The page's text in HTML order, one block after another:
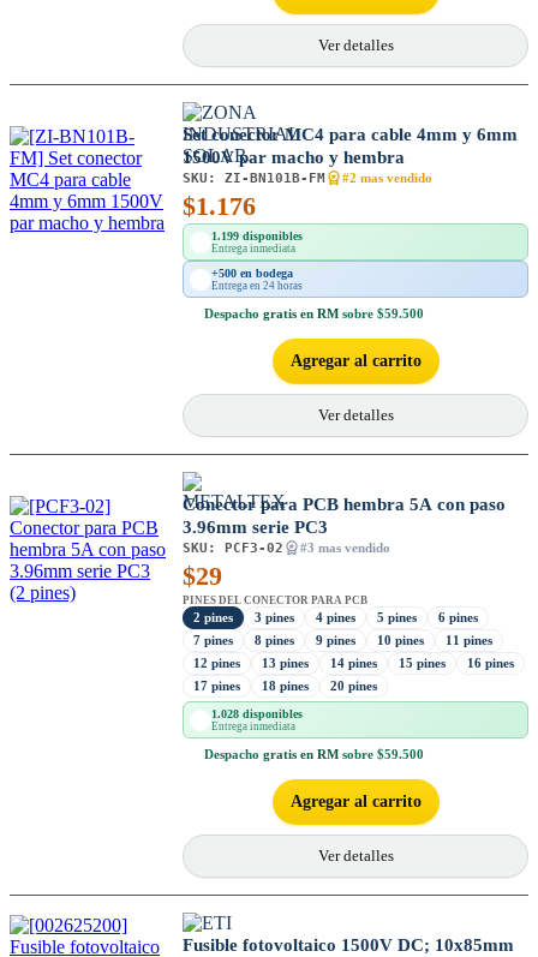
Ver detalles
Set conector MC4 para cable 4mm y 6mm
1500V par macho y hembra
SKU: ZI-BN101B-FM #2 mas vendido
$1.176
1.199 disponibles
Entrega inmediata
+500 en bodega
Entrega en 24 horas
Despacho gratis en RM sobre $59.500
Agregar al carrito
Ver detalles
Conector para PCB hembra 5A con paso
3.96mm serie PC3
SKU: PCF3-02 #3 mas vendido
$29
PINES DEL CONECTOR PARA PCB
2 pines 3 pines 4 pines 5 pines
6 pines
7 pines
8 pines 9 pines 10 pines
11 pines
12 pines
13 pines 14 pines 15 pines
16 pines
17 pines
18 pines 20 pines
1.028 disponibles
Entrega inmediata
Despacho gratis en RM sobre $59.500
Agregar al carrito
Ver detalles
Fusible fotovoltaico 1500V DC; 10x85mm